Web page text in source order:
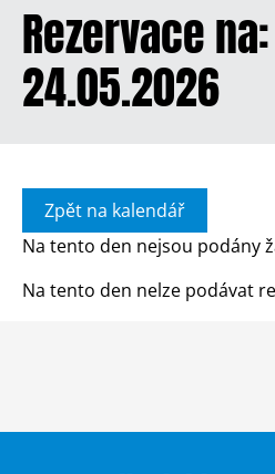
Rezervace
24.05.2026
Zpět na kalendář
Na tento den nejsou podány
Na tento den nelze podávat